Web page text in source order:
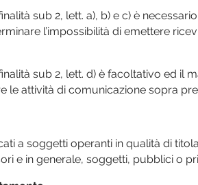
sub 2, lett. a), b) e c) è
l’impossibilità di emettere
sub 2, lett. d) è facoltativo ed il
le attività di comunicazione sopra
a soggetti operanti in qualità di
e in generale, soggetti, pubblici o